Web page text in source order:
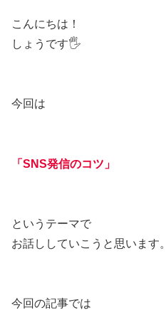
こんにちは！
しょうです🖐️
今回は
「SNS発信のコツ」
というテーマで
お話ししていこうと思います。
今回の記事では